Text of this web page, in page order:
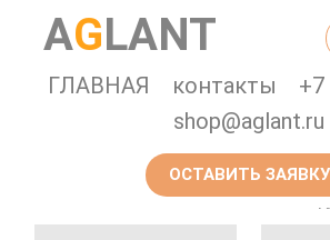
AGLANT
ГЛАВНАЯ контакты
+7
shop@aglant.ru
ОСТАВИТЬ ЗАЯВКУ
ГИДРАНТЫ